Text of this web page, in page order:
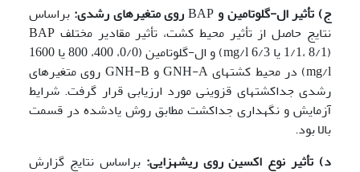
ج) تأثیر ال-گلوتامین وBAPروی متغیرهای رشدی: براساس
نتایج حاصل از تأثیر محیط ­کشت­، تأثیر مقادیر مختلف BAP
(1/1، 8/1 یا 6/3 mg/l) و ال-گلوتامین (0/0، 400، 800 یا 1600
mg/l) در محیط ­کشت­های GNH-A و GNH-B روی متغیرهای
رشدی جداکشت­های قزوینی مورد ارزیابی قرار گرفت. شرایط
آزمایش و نگهداری جداکشت مطابق روش یادشده در قسمت
بالا بود.
د) تأثیر نوع اکسین روی ریشه­زایی:براساس نتایج گزارش